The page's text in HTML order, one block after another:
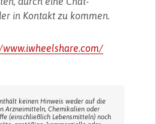
in Kontakt zu kommen.
keinen Hinweis weder auf die
Arzneimitteln, Chemikalien oder
(einschließlich Lebensmitteln) noch